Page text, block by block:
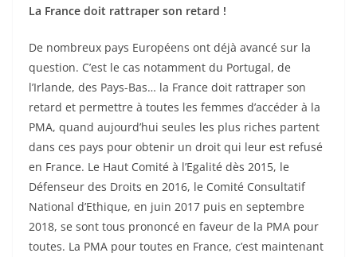
La France doit rattraper son retard !
De nombreux pays Européens ont déjà avancé sur la
question. C’est le cas notamment du Portugal, de
l’Irlande, des Pays-Bas… la France doit rattraper son
retard et permettre à toutes les femmes d’accéder à la
PMA, quand aujourd’hui seules les plus riches partent
dans ces pays pour obtenir un droit qui leur est refusé
en France. Le Haut Comité à l’Egalité dès 2015, le
Défenseur des Droits en 2016, le Comité Consultatif
National d’Ethique, en juin 2017 puis en septembre
2018, se sont tous prononcé en faveur de la PMA pour
toutes. La PMA pour toutes en France, c’est maintenant